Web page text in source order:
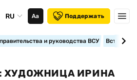
RU Аа Поддержать
и руководства ВСУ
ХУДОЖНИЦА ИРИНА